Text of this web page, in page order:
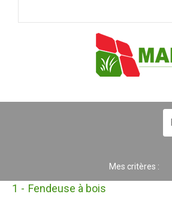
Mes critères :
1 Fendeuse à bois